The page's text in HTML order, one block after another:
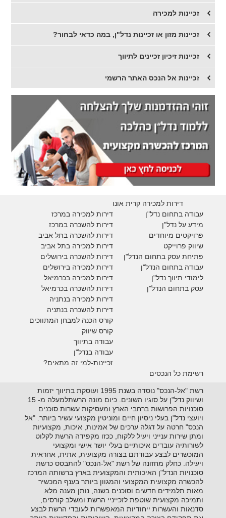
זכיינות למכירה
זכיינות מזון או זכיינות נדל"ן, במה כדאי לבחור?
​זכיינות זיכיון זכיינים לתיווך
זכיינות אל הנכס האתר הרשמי
דירות למכירה קרית אונו
דירות למכירה במרכז
דירות להשכרה במרכז
דירות להשכרה בתל אביב
דירות למכירה בתל אביב
דירות להשכרה בירושלים
דירות למכירה בירושלים
דירות למכירה בכרמיאל
דירות להשכרה בכרמיאל
דירות למכירה בנתניה
דירות להשכרה בנתניה
קורס הכנה למבחן המתווכים
קורס שיווק
עבודה בתיווך
עבודה בנדל"ן
זכיינות-למי זה מתאים?
עבודה בתחום נדל"ן
מידע על נדל"ן
פרויקטים מיוחדים
שיווק פרוייקט
פתיחת עסק בתחום הנדל"ן
עבודה בתחום הנדל"ן
לימודי תיווך נדל"ן
עסק בתחום הנדל"ן
רשימת כל הנכסים
רשת "אל-הנכס" נוסדה בשנת 1995 ועוסקת בתיווך יזמות
ושיווק נדל"ן על סוגיו השונים. כיום מונה הרשתלמעלה מ- 15
סוכנויות הפרושות ברחבי הארץ ומעסיקות עשרות סוכנים
ויועצי נדל"ן בעלי ניסיון חיים ומוניטין מקצועי עשיר ביותר. "אל
הנכס" חרטה על דגלה ערכים של אמינות, איכות, מקצועיות
ומתן שירות ענייני ויעיל ללקוח, ככזו מקפידה הרשת לקלוט
לשורותיה עובדים איכותיים בעלי יושר אישי ומקצועי
המוכשרים לבצע עבודתם בצורה מקצועית, אתית, אחראית
ויעילה. כחלק מחזונה של רשת "אל-הנכס" להתבסס כרשת
סוכנויות הנדל"ן האיכותית והמקצועית בארץ ברשותה המרכז
להכשרה מקצועית המקצועי והמגוון ביותר בענף המכשיר
מאות תלמידים חדשים וסוכנים בשנה, נותן מענה מלא
ותמיכה מקצועית שוטפת לזכייניי הרשת ומשלב קורסים,
סדנאות והעשרות ייחודיות המאפשרות לעובדי הרשת לבצע